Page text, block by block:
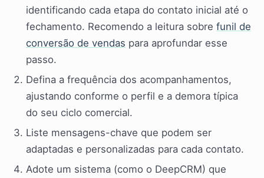
identificando cada etapa do contato inicial até o
fechamento. Recomendo a leitura sobre funil de
conversão de vendas para aprofundar esse
passo.
Defina a frequência dos acompanhamentos,
ajustando conforme o perfil e a demora típica
do seu ciclo comercial.
Liste mensagens-chave que podem ser
adaptadas e personalizadas para cada contato.
Adote um sistema (como o DeepCRM) que